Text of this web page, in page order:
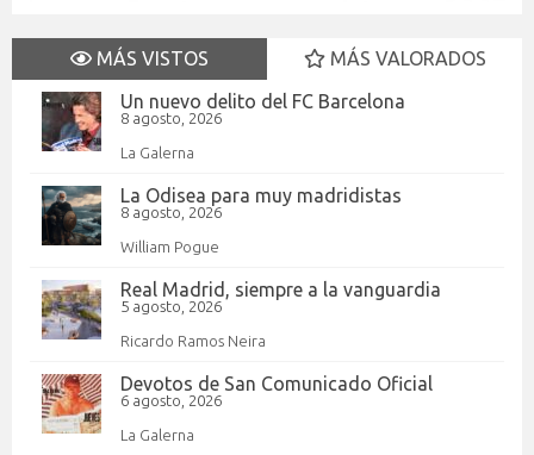
MÁS VISTOS
MÁS VALORADOS
Un nuevo delito del FC Barcelona
8 agosto, 2026
La Galerna
La Odisea para muy madridistas
8 agosto, 2026
William Pogue
Real Madrid, siempre a la vanguardia
5 agosto, 2026
Ricardo Ramos Neira
Devotos de San Comunicado Oficial
6 agosto, 2026
La Galerna